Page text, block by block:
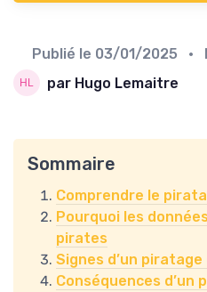
Publié le 03/01/2025 •
par Hugo Lemaitre
Sommaire
Comprendre le
Pourquoi les
pirates
Signes d’un
Conséquences d’un